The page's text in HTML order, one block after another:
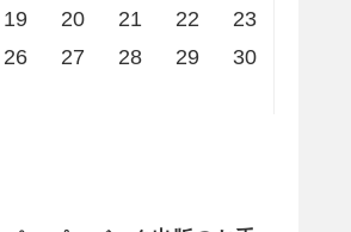
19 20 21 22
23
26 27 28 29
30